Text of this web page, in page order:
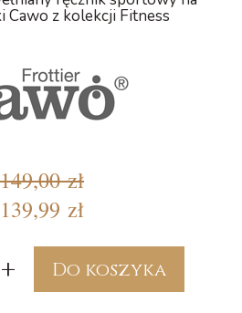
Cawo z kolekcji Fitness
149,00 zł
139,99 zł
+ Do koszyka